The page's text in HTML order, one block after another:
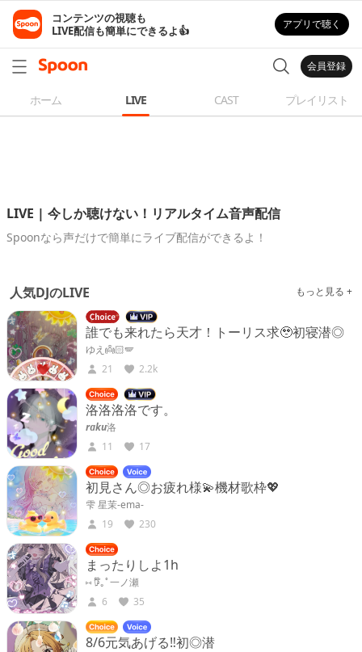
コンテンツの視聴も
LIVE配信も簡単にできるよ👍
アプリで聴く
会員登録
ホーム LIVE CAST プレイリスト
LIVE | 今しか聴けない！リアルタイム音声配信
Spoonなら声だけで簡単にライブ配信ができるよ！
人気DJのLIVE もっと見る +
誰でも来れたら天才！トーリス求🥹初寝潜◎
ゆえ👼🏻🪽
21
2.2k
洛洛洛洛です。
𝙧𝙖𝙠𝙪洛
11
17
初見さん◎お疲れ様💫機材歌枠💖
雫 星茉-ema-
19
230
まったりしよ1h
⑅ 𖠚໊｡ﾟ一ノ瀬
6
35
8/6元気あげる‼️初◎潜